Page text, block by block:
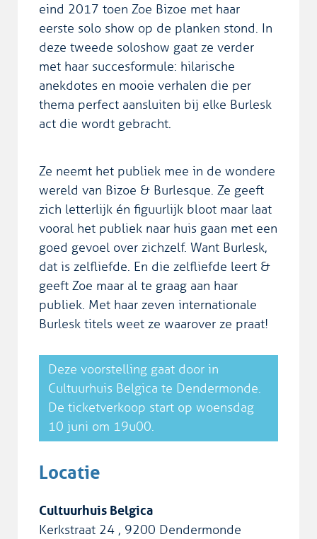
eind 2017 toen Zoe Bizoe met haar
eerste solo show op de planken stond. In
deze tweede soloshow gaat ze verder
met haar succesformule: hilarische
anekdotes en mooie verhalen die per
thema perfect aansluiten bij elke Burlesk
act die wordt gebracht.
Ze neemt het publiek mee in de wondere
wereld van Bizoe & Burlesque. Ze geeft
zich letterlijk én figuurlijk bloot maar laat
vooral het publiek naar huis gaan met een
goed gevoel over zichzelf. Want Burlesk,
dat is zelfliefde. En die zelfliefde leert &
geeft Zoe maar al te graag aan haar
publiek. Met haar zeven internationale
Burlesk titels weet ze waarover ze praat!
Deze voorstelling gaat door in
Cultuurhuis Belgica te Dendermonde.
De ticketverkoop start op woensdag
10 juni om 19u00.
Locatie
Cultuurhuis Belgica
Kerkstraat 24 , 9200 Dendermonde